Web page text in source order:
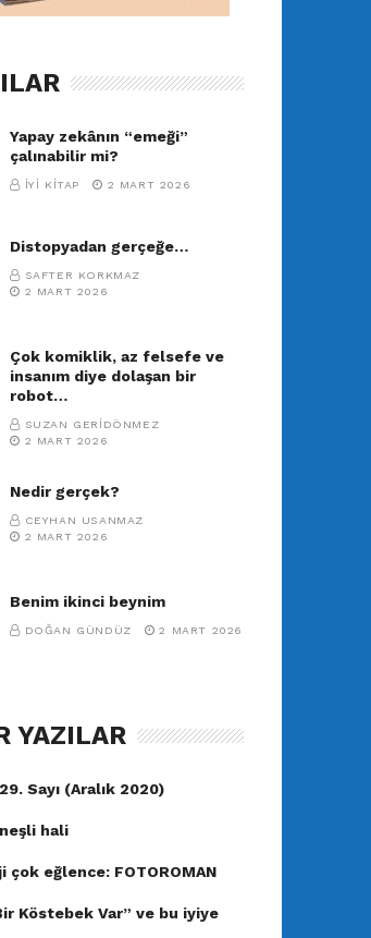
Yapay zekânın “emeği”
çalınabilir mi?
İYI KITAP 2 MART 2026
Distopyadan gerçeğe…
SAFTER KORKMAZ
2 MART 2026
Çok komiklik, az felsefe ve
insanım diye dolaşan bir
robot…
SUZAN GERIDÖNMEZ
2 MART 2026
Nedir gerçek?
CEYHAN USANMAZ
2 MART 2026
Benim ikinci beynim
DOĞAN GÜNDÜZ 2 MART 2026
YAZILAR
Sayı (Aralık 2020)
hali
çok eğlence: FOTOROMAN
Köstebek Var” ve bu iyiye